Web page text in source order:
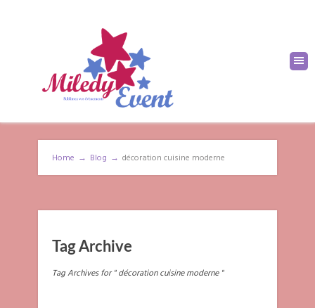
Home → Blog → décoration cuisine moderne
Tag Archive
Tag Archives for " décoration cuisine moderne "